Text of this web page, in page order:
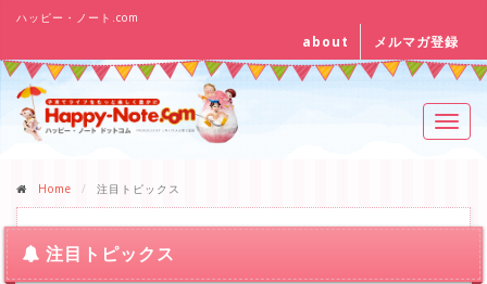
ハッピー・ノート.com
about メルマガ登録
Home 注目トピックス
注目トピックス